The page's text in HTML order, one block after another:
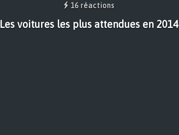
16 réactions
Les voitures les plus attendues en 2014